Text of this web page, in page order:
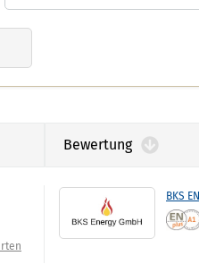
Bewertung
BKS